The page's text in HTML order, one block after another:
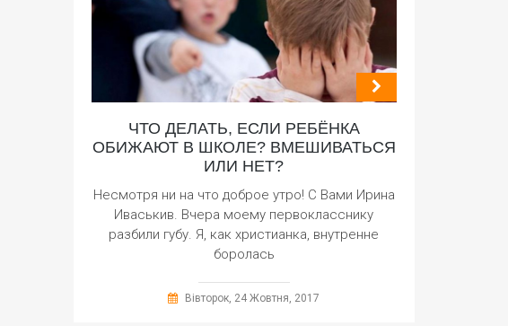
ЧТО ДЕЛАТЬ, ЕСЛИ РЕБЁНКА
ОБИЖАЮТ В ШКОЛЕ? ВМЕШИВАТЬСЯ
ИЛИ НЕТ?
Несмотря ни на что доброе утро! С Вами Ирина
Иваськив. Вчера моему первокласснику
разбили губу. Я, как христианка, внутренне
боролась
Вівторок, 24 Жовтня, 2017